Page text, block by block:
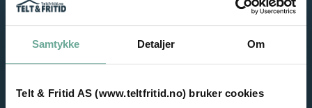
Samtykke Detaljer Om
Telt & Fritid AS (www.teltfritid.no) bruker cookies